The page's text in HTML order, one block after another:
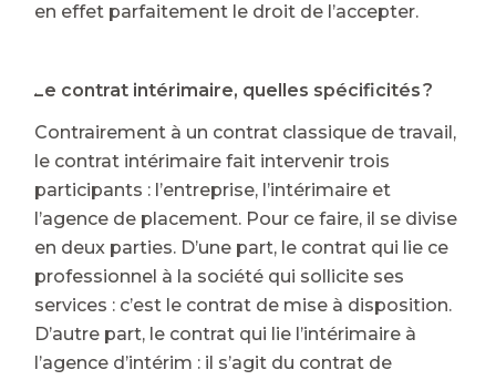
en effet parfaitement le droit de l’accepter.
⭐ Le contrat intérimaire, quelles spécificités ?
Contrairement à un contrat classique de travail,
le contrat intérimaire fait intervenir trois
participants : l’entreprise, l’intérimaire et
l’agence de placement. Pour ce faire, il se divise
en deux parties. D’une part, le contrat qui lie ce
professionnel à la société qui sollicite ses
services : c’est le contrat de mise à disposition.
D’autre part, le contrat qui lie l’intérimaire à
l’agence d’intérim : il s’agit du contrat de